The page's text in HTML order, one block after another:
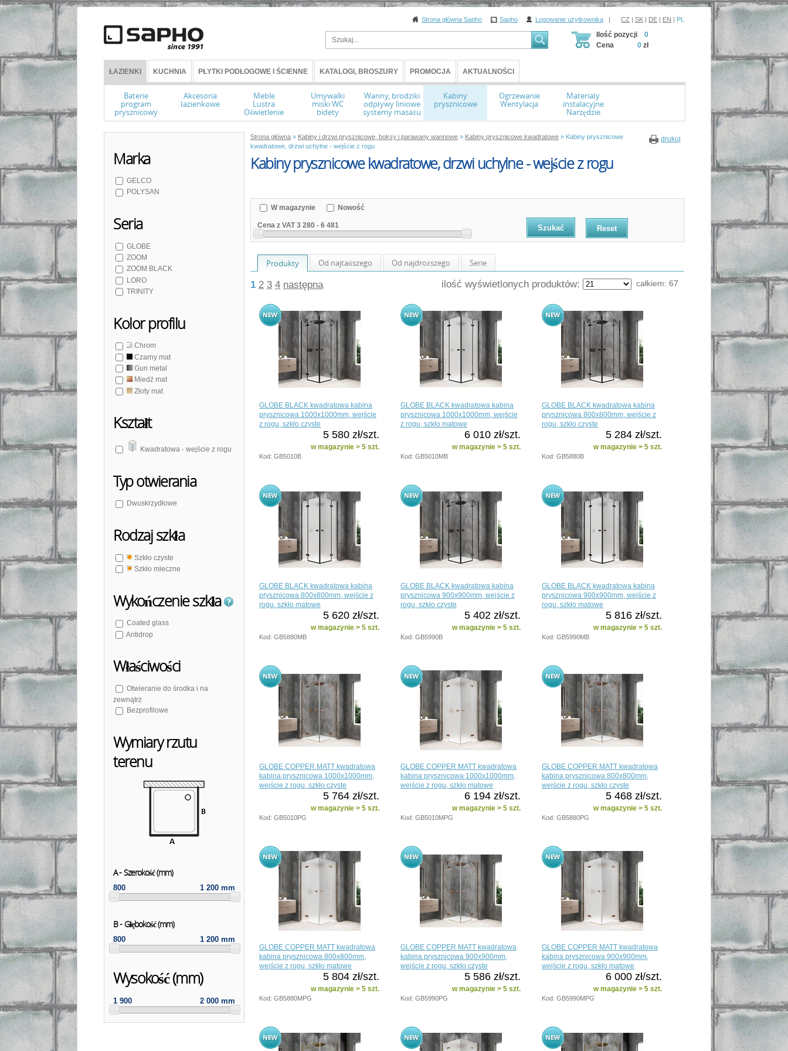
Strona główna Sapho Sapho Logowanie użytkownika | CZ | SK | DE | EN | PL
Ilość pozycji
Cena
0
0 zł
ŁAZIENKI KUCHNIA PŁYTKI PODŁOGOWE I ŚCIENNE KATALOGI, BROSZURY PROMOCJA AKTUALNOŚCI
Baterie
program
prysznicowy
Akcesoria
łazienkowe
Meble
Lustra
Oświetlenie
Umywalki
miski WC
bidety
Wanny, brodziki
odpływy liniowe
systemy masażu
Kabiny
prysznicowe
Ogrzewanie
Wentylacja
Materiały
instalacyjne
Narzędzie
drukuj
Strona główna » Kabiny i drzwi prysznicowe, boksy i parawany wannowe » Kabiny prysznicowe kwadratowe » Kabiny prysznicowe
kwadratowe, drzwi uchylne - wejście z rogu
Kabiny prysznicowe kwadratowe, drzwi uchylne - wejście z rogu
Marka
GELCO
POLYSAN
Seria
GLOBE
ZOOM
ZOOM BLACK
LORO
TRINITY
Kolor profilu
Chrom
Czarny mat
Gun metal
Miedź mat
Złoty mat
Kształt
Kwadratowa - wejście z rogu
Typ otwierania
Dwuskrzydłowe
Rodzaj szkła
Szkło czyste
Szkło mleczne
Wykończenie szkła
Coated glass
Antidrop
Właściwości
Otwieranie do środka i na
zewnątrz
Bezprofilowe
Wymiary rzutu
terenu
A - Szerokość (mm)
800 1 200 mm
B - Głębokość (mm)
800 1 200 mm
Wysokość (mm)
1 900 2 000 mm
W magazynie Nowość
Cena z VAT 3 280 - 6 481 Reset
Produkty Od najtańszego Od najdroższego Serie
1 2 3 4 następna ilość wyświetlonych produktów: całkiem: 67
GLOBE BLACK kwadratowa kabina
prysznicowa 1000x1000mm, wejście
z rogu, szkło czyste
5 580 zł/szt.
w magazynie > 5 szt.
Kod: GB5010B
GLOBE BLACK kwadratowa kabina
prysznicowa 1000x1000mm, wejście
z rogu, szkło matowe
6 010 zł/szt.
w magazynie > 5 szt.
Kod: GB5010MB
GLOBE BLACK kwadratowa kabina
prysznicowa 800x800mm, wejście z
rogu, szkło czyste
5 284 zł/szt.
w magazynie > 5 szt.
Kod: GB5880B
GLOBE BLACK kwadratowa kabina
prysznicowa 800x800mm, wejście z
rogu, szkło matowe
5 620 zł/szt.
w magazynie > 5 szt.
Kod: GB5880MB
GLOBE BLACK kwadratowa kabina
prysznicowa 900x900mm, wejście z
rogu, szkło czyste
5 402 zł/szt.
w magazynie > 5 szt.
Kod: GB5990B
GLOBE BLACK kwadratowa kabina
prysznicowa 900x900mm, wejście z
rogu, szkło matowe
5 816 zł/szt.
w magazynie > 5 szt.
Kod: GB5990MB
GLOBE COPPER MATT kwadratowa
kabina prysznicowa 1000x1000mm,
wejście z rogu, szkło czyste
5 764 zł/szt.
w magazynie > 5 szt.
Kod: GB5010PG
GLOBE COPPER MATT kwadratowa
kabina prysznicowa 1000x1000mm,
wejście z rogu, szkło matowe
6 194 zł/szt.
w magazynie > 5 szt.
Kod: GB5010MPG
GLOBE COPPER MATT kwadratowa
kabina prysznicowa 800x800mm,
wejście z rogu, szkło czyste
5 468 zł/szt.
w magazynie > 5 szt.
Kod: GB5880PG
GLOBE COPPER MATT kwadratowa
kabina prysznicowa 800x800mm,
wejście z rogu, szkło matowe
5 804 zł/szt.
w magazynie > 5 szt.
Kod: GB5880MPG
GLOBE COPPER MATT kwadratowa
kabina prysznicowa 900x900mm,
wejście z rogu, szkło czyste
5 586 zł/szt.
w magazynie > 5 szt.
Kod: GB5990PG
GLOBE COPPER MATT kwadratowa
kabina prysznicowa 900x900mm,
wejście z rogu, szkło matowe
6 000 zł/szt.
w magazynie > 5 szt.
Kod: GB5990MPG